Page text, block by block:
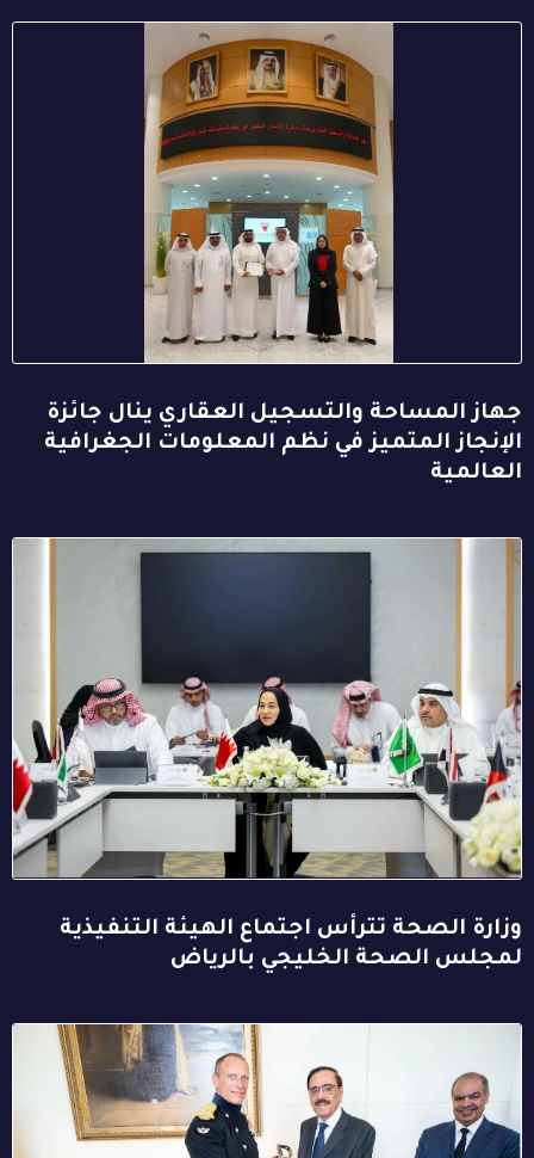
جهاز المساحة والتسجيل العقاري ينال جائزة
الإنجاز المتميز في نظم المعلومات الجغرافية
العالمية
وزارة الصحة تترأس اجتماع الهيئة التنفيذية
لمجلس الصحة الخليجي بالرياض